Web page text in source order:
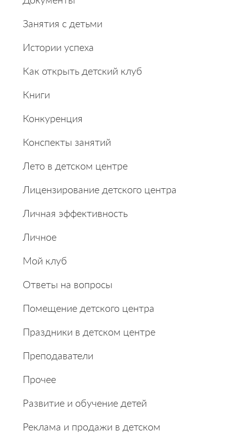
Занятия с детьми
Истории успеха
Как открыть детский клуб
Книги
Конкуренция
Конспекты занятий
Лето в детском центре
Лицензирование детского центра
Личная эффективность
Личное
Мой клуб
Ответы на вопросы
Помещение детского центра
Праздники в детском центре
Преподаватели
Прочее
Развитие и обучение детей
Реклама и продажи в детском